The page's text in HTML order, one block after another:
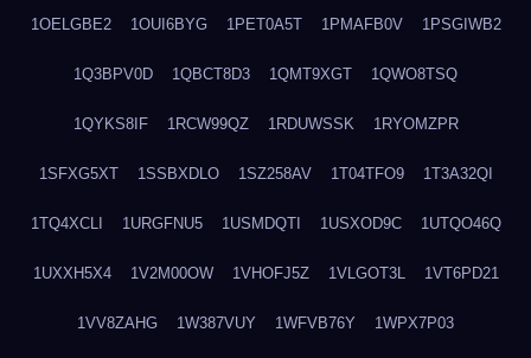
1OELGBE2 1OUI6BYG 1PET0A5T 1PMAFB0V 1PSGIWB2
1Q3BPV0D 1QBCT8D3 1QMT9XGT 1QWO8TSQ
1QYKS8IF 1RCW99QZ 1RDUWSSK 1RYOMZPR
1SFXG5XT 1SSBXDLO 1SZ258AV 1T04TFO9 1T3A32QI
1TQ4XCLI 1URGFNU5 1USMDQTI 1USXOD9C 1UTQO46Q
1UXXH5X4 1V2M00OW 1VHOFJ5Z 1VLGOT3L 1VT6PD21
1VV8ZAHG 1W387VUY 1WFVB76Y 1WPX7P03